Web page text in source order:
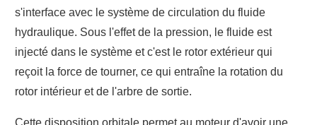
s'interface avec le système de circulation du fluide
hydraulique. Sous l'effet de la pression, le fluide est
injecté dans le système et c'est le rotor extérieur qui
reçoit la force de tourner, ce qui entraîne la rotation du
rotor intérieur et de l'arbre de sortie.